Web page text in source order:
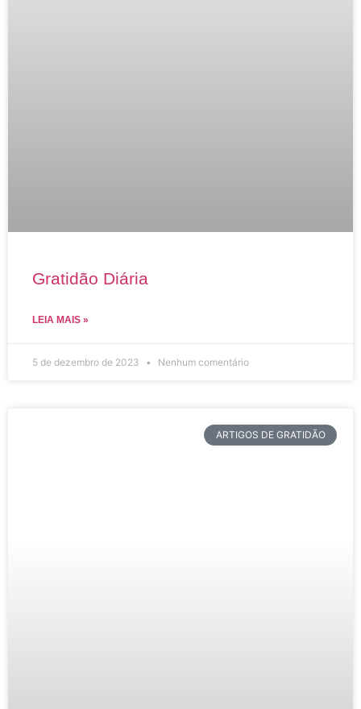
Gratidão Diária
LEIA MAIS »
5 de dezembro de 2023 Nenhum comentário
ARTIGOS DE GRATIDÃO